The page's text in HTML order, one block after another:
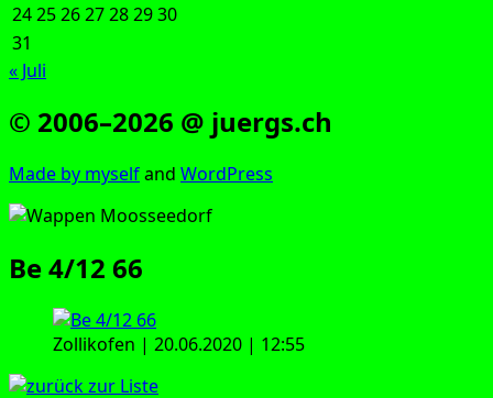
24252627282930
31
« Juli
© 2006–2026 @ juergs.ch
Made by mys­elfand Word­Press
Be 4/12 66
Zol­li­kofen | 20.06.2020 | 12:55